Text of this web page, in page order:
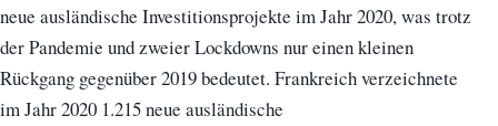
neue ausländische Investitionsprojekte im Jahr 2020, was trotz
der Pandemie und zweier Lockdowns nur einen kleinen
Rückgang gegenüber 2019 bedeutet. Frankreich verzeichnete
im Jahr 2020 1.215 neue ausländische